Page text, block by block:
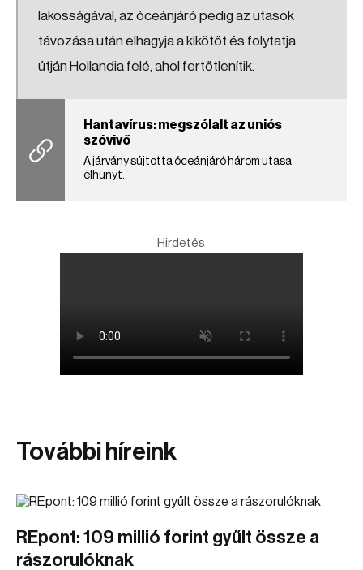
lakosságával, az óceánjáró pedig az utasok
távozása után elhagyja a kikötőt és folytatja
útján Hollandia felé, ahol fertőtlenítik.
Hantavírus: megszólalt az uniós
szóvivő
A járvány sújtotta óceánjáró három utasa
elhunyt.
Hirdetés
További híreink
REpont: 109 millió forint gyűlt össze a
rászorulóknak